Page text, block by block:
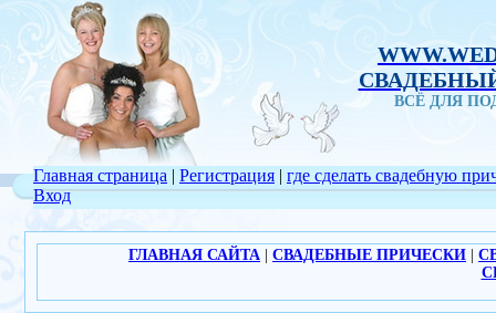
ВСЁ ДЛЯ
Главная страница | Регистрация |
Вход
где сделать свадебную
ГЛАВНАЯ САЙТА СВАДЕБНЫЕ ПРИЧЕСКИ